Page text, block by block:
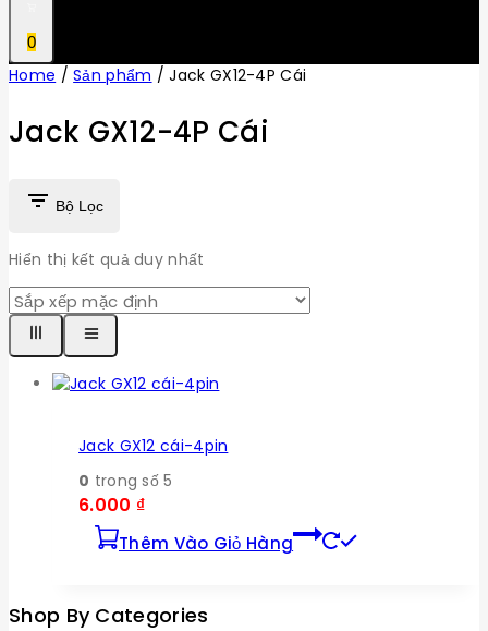
0
Home / Sản phẩm / Jack GX12-4P Cái
Jack GX12-4P Cái
Bộ Lọc
Hiển thị kết quả duy nhất
Jack GX12 cái-4pin
0 trong số 5
6.000 ₫
Thêm Vào Giỏ Hàng
Shop By Categories